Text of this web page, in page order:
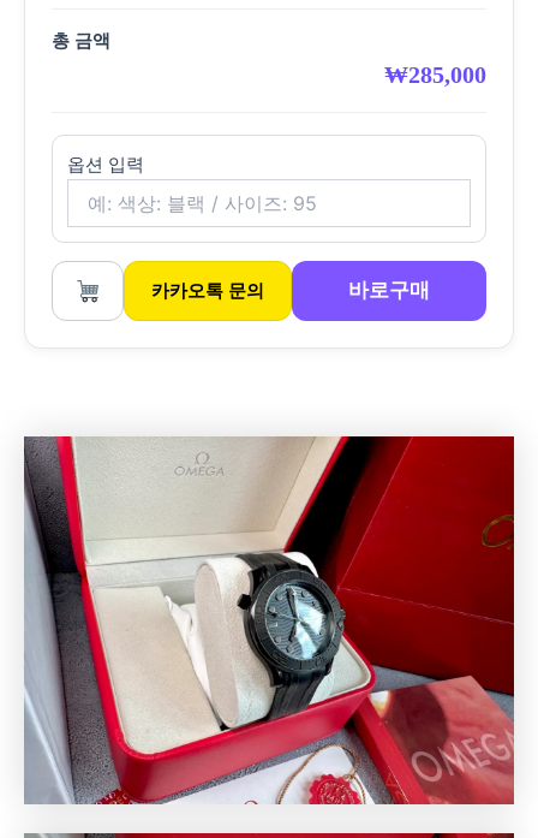
총 금액
₩285,000
옵션 입력
카카오톡 문의 바로구매